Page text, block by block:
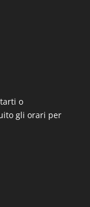
o
gli orari per